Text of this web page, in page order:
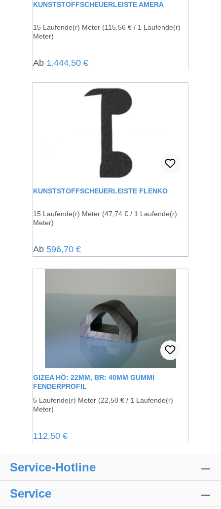
KUNSTSTOFFSCHEUERLEISTE AMERA
15 Laufende(r) Meter (115,56 € / 1 Laufende(r)
Meter)
Regulärer Preis:
Ab 1.444,50 €
KUNSTSTOFFSCHEUERLEISTE FLENKO
15 Laufende(r) Meter (47,74 € / 1 Laufende(r)
Meter)
Regulärer Preis:
Ab 596,70 €
GIZEA HÖ: 22MM, BR: 40MM GUMMI
FENDERPROFIL
5 Laufende(r) Meter (22,50 € / 1 Laufende(r)
Meter)
Regulärer Preis:
112,50 €
Service-Hotline
Service